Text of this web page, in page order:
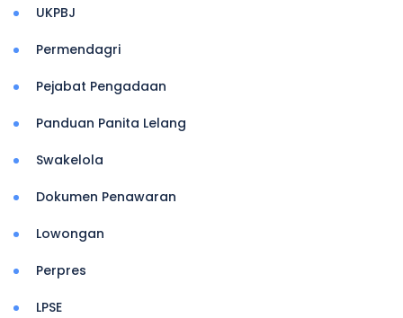
UKPBJ
Permendagri
Pejabat Pengadaan
Panduan Panita Lelang
Swakelola
Dokumen Penawaran
Lowongan
Perpres
LPSE